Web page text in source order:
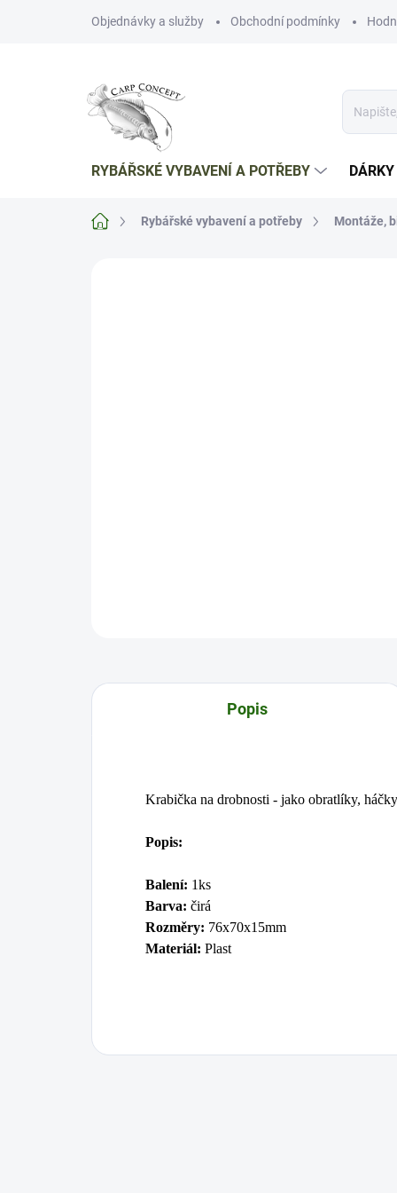
Objednávky a služby Obchodní podmínky
RYBÁŘSKÉ VYBAVENÍ A POTŘEBY
Domů Rybářské vybavení a potřeby Montáže,
Popis
Krabička na drobnosti - jako obratlíky,
Popis:
Balení: 1ks
Barva: čirá
Rozměry: 76x70x15mm
Materiál: Plast